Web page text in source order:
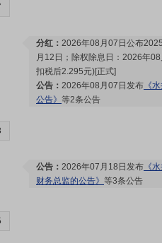
分红： 2026年08月07日公布
月12日；除权除息日：2026年
扣税后2.295元)[正式]
公告： 2026年08月07日发布 《
公告》 等2条公告
公告： 2026年07月18日发布 《
财务总监的公告》 等3条公告